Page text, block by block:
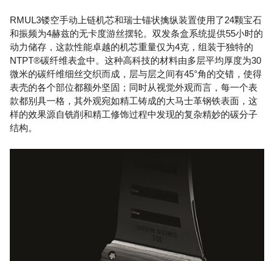
RMUL3镂空手动上链机芯和瑞士锚状擒纵装置使用了24颗宝石
和振频为4赫兹的无卡度游丝摆轮。双发条盒系统提供55小时的
动力储存，这款性能卓越的机芯重量仅为4克，组装于独特的
NTPT®碳纤维表盒中。这种高科技的材料由多层平均厚度为30
微米的碳纤维细丝交织而成，层与层之间有45°角的交错，使得
表壳的各个部位都额外坚固；同时从视觉外观而言，每一个表
款都别具一格，其外观宛如精工铸成的大马士革钢铁表面，这
样的效果源自铣削和精工修饰过程中发现的复杂精妙的碳分子
结构。